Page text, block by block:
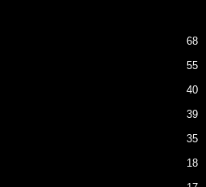
68
55
40
39
35
18